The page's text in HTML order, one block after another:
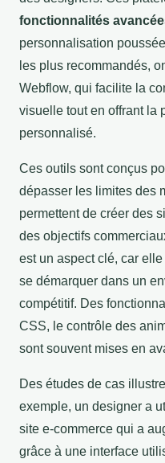
fonctionnalités
personnalisation
les plus recommandés,
Webflow, qui facilite la
visuelle tout en offrant la
personnalisé.
Ces outils sont conçus
dépasser les limites des
permettent de créer des
des objectifs
est un aspect clé, car
se démarquer dans un
compétitif. Des
CSS, le contrôle des
sont souvent mises en
Des études de cas
exemple, un designer a
site e-commerce qui a
grâce à une interface